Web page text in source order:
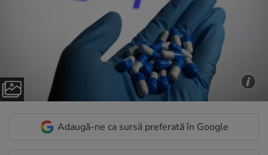
Adaugă-ne ca sursă preferată în Google